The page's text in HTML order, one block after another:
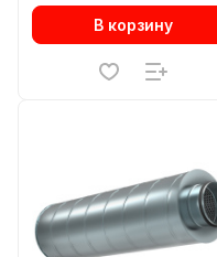
В корзину